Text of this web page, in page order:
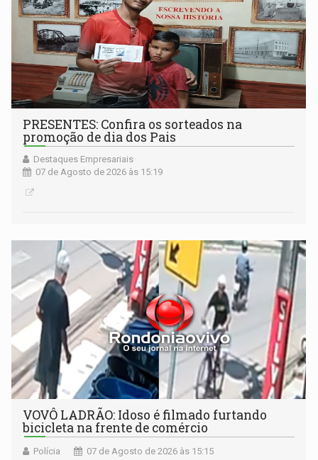
PRESENTES: Confira os sorteados na
promoção de dia dos Pais
Destaques Empresariais
07 de Agosto de 2026 às 15:19
VOVÔ LADRÃO: Idoso é filmado furtando
bicicleta na frente de comércio
Polícia 07 de Agosto de 2026 às 15:15